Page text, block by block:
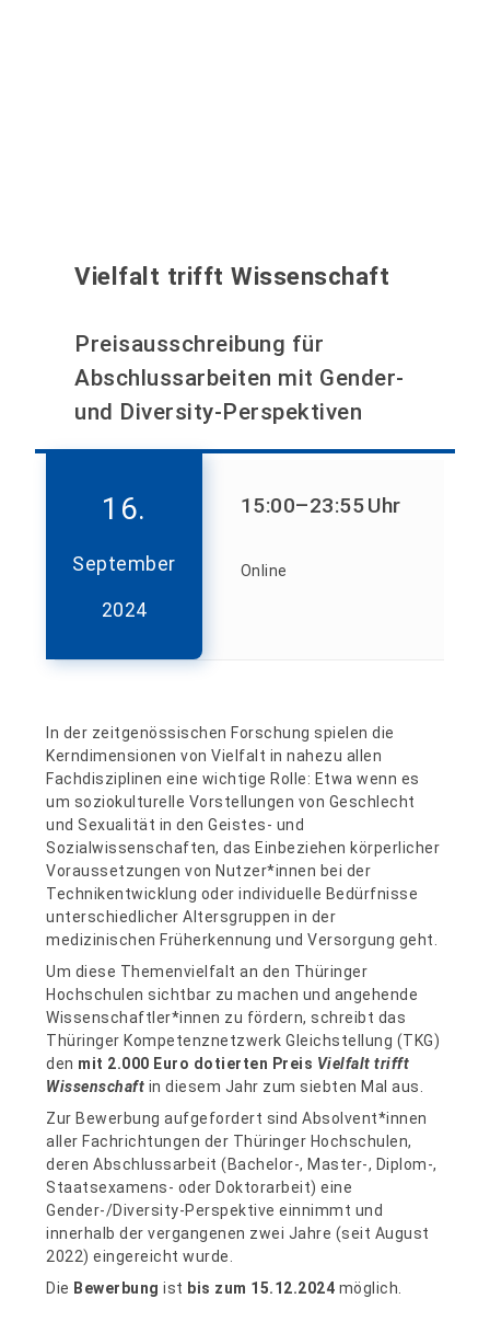
Vielfalt trifft Wissenschaft
Preisausschreibung für
Abschlussarbeiten mit Gender-
und Diversity-Perspektiven
16.
September
2024
15:00–23:55Uhr
Online
In der zeitgenössischen Forschung spielen die
Kerndimensionen von Vielfalt in nahezu allen
Fachdisziplinen eine wichtige Rolle: Etwa wenn es
um soziokulturelle Vorstellungen von Geschlecht
und Sexualität in den Geistes- und
Sozialwissenschaften, das Einbeziehen körperlicher
Voraussetzungen von Nutzer*innen bei der
Technikentwicklung oder individuelle Bedürfnisse
unterschiedlicher Altersgruppen in der
medizinischen Früherkennung und Versorgung geht.
Um diese Themenvielfalt an den Thüringer
Hochschulen sichtbar zu machen und angehende
Wissenschaftler*innen zu fördern, schreibt das
Thüringer Kompetenznetzwerk Gleichstellung (TKG)
den mit 2.000 Euro dotierten Preis Vielfalt trifft
Wissenschaft in diesem Jahr zum siebten Mal aus.
Zur Bewerbung aufgefordert sind Absolvent*innen
aller Fachrichtungen der Thüringer Hochschulen,
deren Abschlussarbeit (Bachelor-, Master-, Diplom-,
Staatsexamens- oder Doktorarbeit) eine
Gender-/Diversity-Perspektive einnimmt und
innerhalb der vergangenen zwei Jahre (seit August
2022) eingereicht wurde.
Die Bewerbungist bis zum 15.12.2024 möglich.